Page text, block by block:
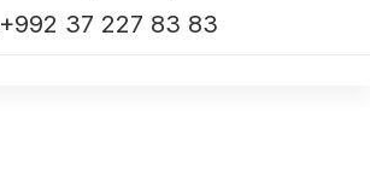
+992 37 227 83 83